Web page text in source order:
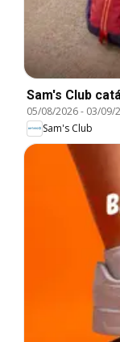
Sam's Club
05/08/2026- 03/09/
Sam's Club